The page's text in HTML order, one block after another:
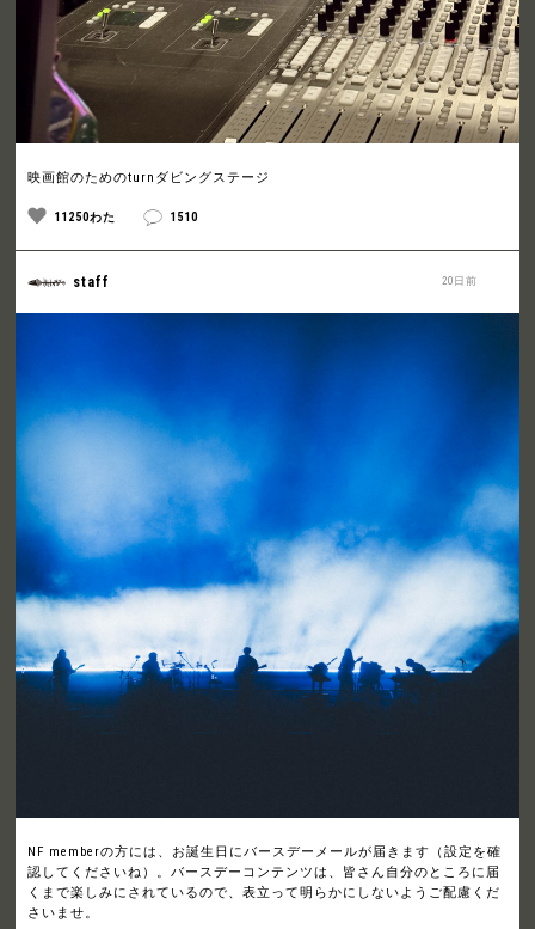
映画館のためのturnダビングステージ
11250わた 1510
20日前
staff
NF memberの方には、お誕生日にバースデーメールが届きます（設定を確
認してくださいね）。バースデーコンテンツは、皆さん自分のところに届
くまで楽しみにされているので、表立って明らかにしないようご配慮くだ
さいませ。